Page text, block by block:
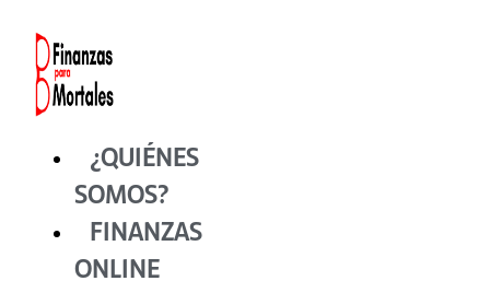
contenido
¿QUIÉNES
SOMOS?
FINANZAS
ONLINE